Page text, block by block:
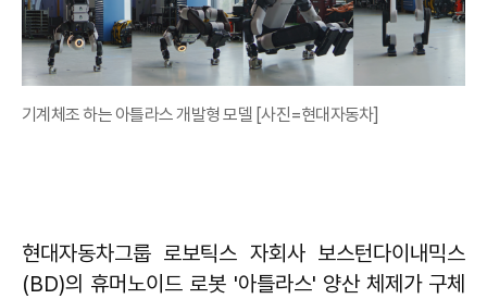
기계체조 하는 아틀라스 개발형 모델 [사진=현대자동차]
현대자동차그룹 로보틱스 자회사 보스턴다이내믹스
(BD)의 휴머노이드 로봇 '아틀라스' 양산 체제가 구체